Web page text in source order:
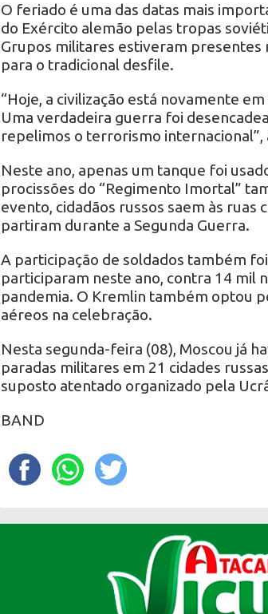
O feriado é uma das datas mais
do Exército alemão pelas tropas
Grupos militares estiveram presentes
para o tradicional desfile.
“Hoje, a civilização está novamente
Uma verdadeira guerra foi
repelimos o terrorismo
Neste ano, apenas um tanque foi
procissões do “Regimento Imortal”
evento, cidadãos russos saem às
partiram durante a Segunda Guerra.
A participação de soldados também
participaram neste ano, contra 14 mil
pandemia. O Kremlin também optou
aéreos na celebração.
Nesta segunda-feira (08), Moscou já
paradas militares em 21 cidades
suposto atentado organizado pela
BAND